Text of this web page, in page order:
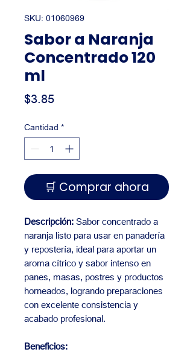
SKU: 01060969
Sabor a Naranja
Concentrado 120
ml
$3.85Precio
Cantidad *
🛒 Comprar ahora
Descripción: Sabor concentrado a
naranja listo para usar en panadería
y repostería, ideal para aportar un
aroma cítrico y sabor intenso en
panes, masas, postres y productos
horneados, logrando preparaciones
con excelente consistencia y
acabado profesional.
Beneficios: